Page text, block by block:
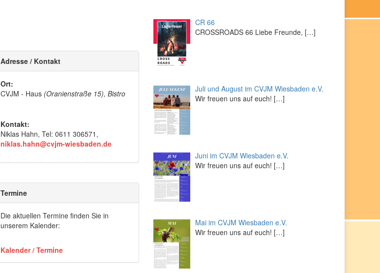
Adresse / Kontakt
Ort:
CVJM - Haus (Oranienstraße 15), Bistro
Kontakt:
Niklas Hahn, Tel: 0611 306571,
niklas.hahn@cvjm-wiesbaden.de
Termine
Die aktuellen Termine finden Sie in
unserem Kalender:
Kalender / Termine
CR 66
CROSSROADS 66 Liebe Freunde, […]
Juli und August im CVJM Wiesbaden e.V.
Wir freuen uns auf euch! […]
Juni im CVJM Wiesbaden e.V.
Wir freuen uns auf euch! […]
Mai im CVJM Wiesbaden e.V.
Wir freuen uns auf euch! […]